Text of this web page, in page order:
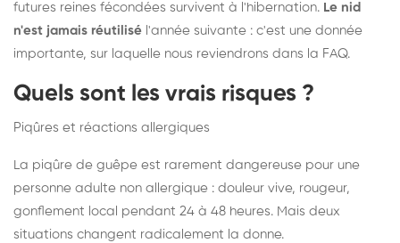
futures reines fécondées survivent à l'hibernation. Le nid
n'est jamais réutilisé l'année suivante : c'est une donnée
importante, sur laquelle nous reviendrons dans la FAQ.
Quels sont les vrais risques ?
Piqûres et réactions allergiques
La piqûre de guêpe est rarement dangereuse pour une
personne adulte non allergique : douleur vive, rougeur,
gonflement local pendant 24 à 48 heures. Mais deux
situations changent radicalement la donne.